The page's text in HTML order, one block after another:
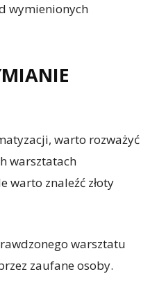
wymienionych
warto rozważyć
warsztatach
warto znaleźć złoty
warsztatu
zaufane osoby.